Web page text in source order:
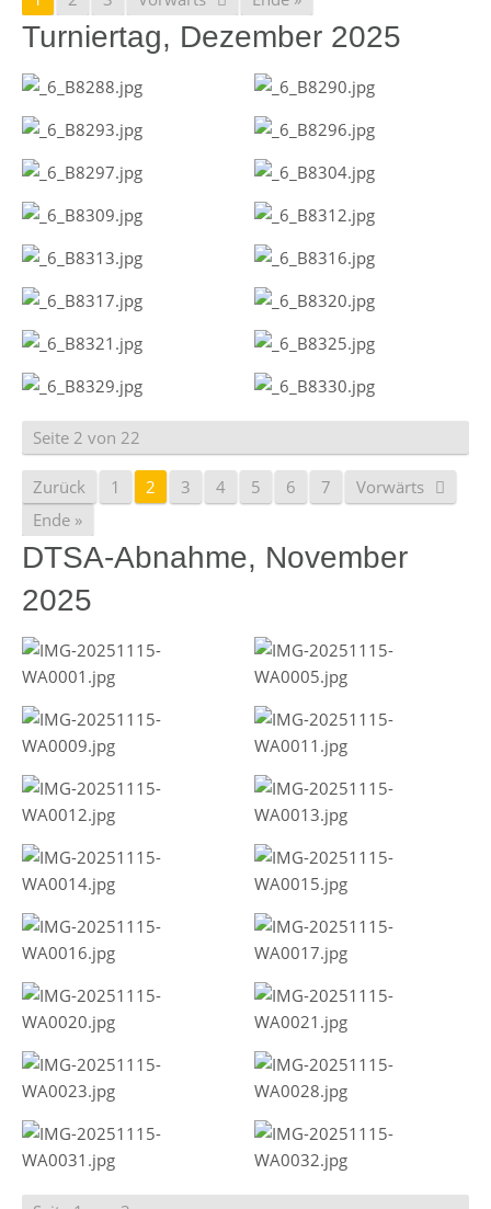
Turniertag, Dezember 2025
Seite 2 von 22
Zurück 1 2 3 4 5 6 7
Vorwärts
Ende »
DTSA-Abnahme, November
2025